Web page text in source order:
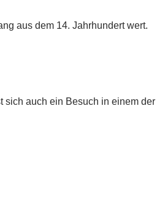
aus dem 14. Jahrhundert wert.
sich auch ein Besuch in einem der